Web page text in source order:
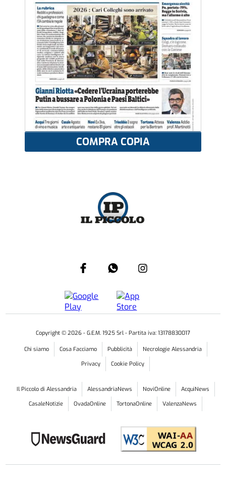
COMPRA COPIA
Copyright © 2026 - G.E.M. 1925 Srl - Partita iva: 13178830017
Chi siamo Cosa Facciamo Pubblicità
Necrologie Alessandria
Privacy
Cookie Policy
Il Piccolo di Alessandria AlessandriaNews NoviOnline
AcquiNews
CasaleNotizie
OvadaOnline TortonaOnline ValenzaNews